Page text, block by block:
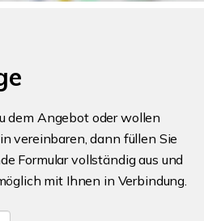
dem Angebot oder wollen
vereinbaren, dann füllen Sie
Formular vollständig aus und
mit Ihnen in Verbindung.